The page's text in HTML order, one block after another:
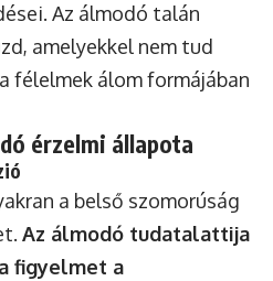
Az álmodó talán
amelyekkel nem tud
félelmek álom formájában
érzelmi állapota
a belső szomorúság
Az álmodó tudatalattija
figyelmet a